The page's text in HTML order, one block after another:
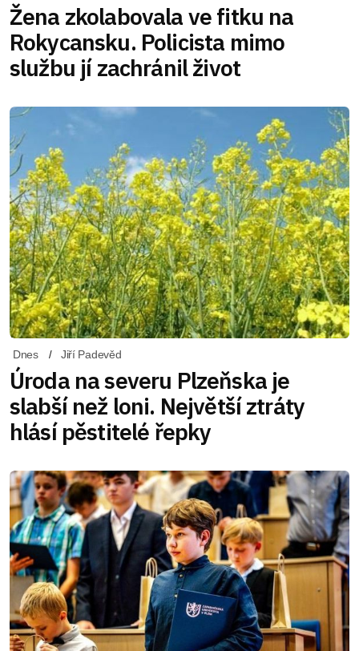
Žena zkolabovala ve fitku na
Rokycansku. Policista mimo
službu jí zachránil život
Dnes Jiří Padevěd
Úroda na severu Plzeňska je
slabší než loni. Největší ztráty
hlásí pěstitelé řepky